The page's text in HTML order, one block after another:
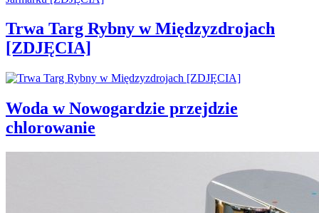
Trwa Targ Rybny w Międzyzdrojach
[ZDJĘCIA]
Woda w Nowogardzie przejdzie
chlorowanie